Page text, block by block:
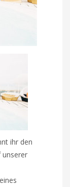
ihr den
unserer